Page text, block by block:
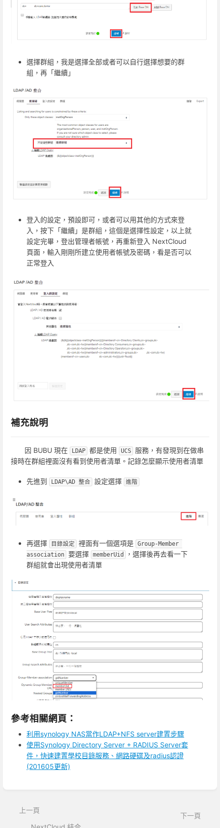
選擇群組，我是選擇全部或者可以自行選擇想要的群
組，再「繼續」
登入的設定，預設即可，或者可以用其他的方式來登
入，按下「繼續」是群組，這個是選擇性設定，以上就
設定完畢，登出管理者帳號，再重新登入 NextCloud
頁面，輸入剛剛所建立使用者帳號及密碼，看是否可以
正常登入
補充說明
因 BUBU 現在 LDAP 都是使用 UCS
服務，有發現到在做串
接時在群組裡面沒有看到使用者清單。記錄怎麼顯示使用者清單
先進到 LDAP\AD 整合 設定選擇 進階
再選擇 目錄設定 裡面有一個選項是 Group-Member
association 要選擇 memberUid
，選擇後再去看一下
群組就會出現使用者清單
參考相關網頁：
利用synology NAS當作LDAP+NFS server建置步驟
使用Synology Directory Server + RADIUS Server套
件，快速建置學校目錄服務、網路硬碟及radius認證
(201605更新)
上一頁
下一頁